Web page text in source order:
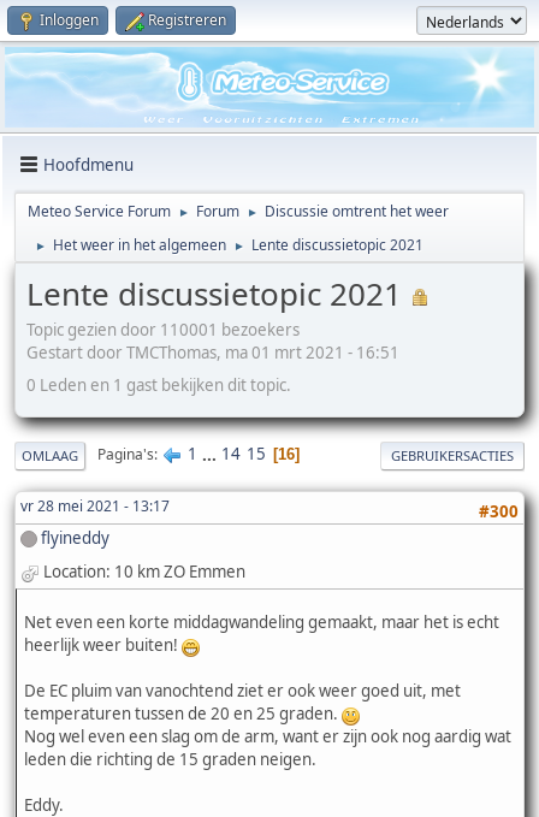
Inloggen Registreren
Hoofdmenu
Meteo Service Forum ► Forum ► Discussie omtrent het weer
► Het weer in het algemeen ► Lente discussietopic 2021
Lente discussietopic 2021
Topic gezien door 110001 bezoekers
Gestart door TMCThomas, ma 01 mrt 2021 - 16:51
0 Leden en 1 gast bekijken dit topic.
OMLAAG Pagina's 1 ... 14 15 16 GEBRUIKERSACTIES
vr 28 mei 2021 - 13:17
#300
flyineddy
Location: 10 km ZO Emmen
Net even een korte middagwandeling gemaakt, maar het is echt
heerlijk weer buiten!
De EC pluim van vanochtend ziet er ook weer goed uit, met
temperaturen tussen de 20 en 25 graden.
Nog wel even een slag om de arm, want er zijn ook nog aardig wat
leden die richting de 15 graden neigen.
Eddy.